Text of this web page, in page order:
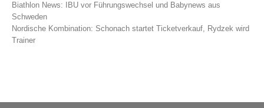
Biathlon News: IBU vor Führungswechsel und Babynews aus
Schweden
Nordische Kombination: Schonach startet Ticketverkauf, Rydzek wird
Trainer